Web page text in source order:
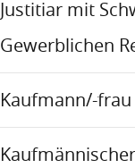
Justitiar mit
Gewerblichen
Kaufmann/-